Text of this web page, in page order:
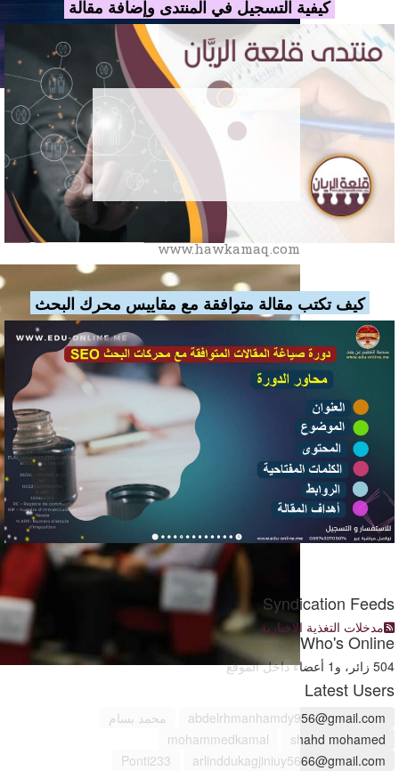
حوكمة انترناشيونال
للاستشارات الإدارية
www.hawkamaq.com
كيفية التسجيل في المنتدى وإضافة مقالة
كيف تكتب مقالة متوافقة مع مقاييس محرك البحث
Syndication Feeds
مدخلات التغذية الإخبارية
Who's Online
504 زائر، و1 أعضاء داخل الموقع
Latest Users
abdelrhmanhamdy956@gmail.com
محمد بسام
shahd mohamed
mohammedkamal
arlinddukagjiniuy5666@gmail.com
Ponti233